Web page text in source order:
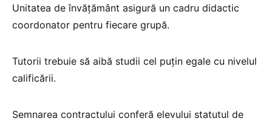
Unitatea de învățământ asigură un cadru didactic
coordonator pentru fiecare grupă.
Tutorii trebuie să aibă studii cel puțin egale cu nivelul
calificării.
Semnarea contractului conferă elevului statutul de